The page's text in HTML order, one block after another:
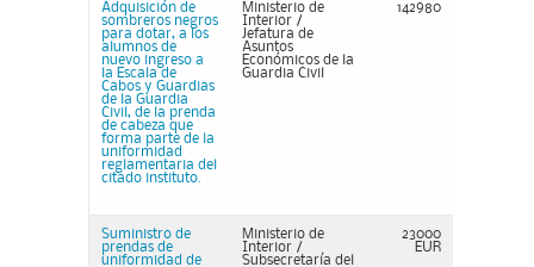
Adquisición de
sombreros negros
para dotar, a los
alumnos de
nuevo ingreso a
la Escala de
Cabos y Guardias
de la Guardia
Civil, de la prenda
de cabeza que
forma parte de la
uniformidad
reglamentaria del
citado instituto.
Ministerio de
Interior /
Jefatura de
Asuntos
Económicos de la
Guardia Civil
142980
Suministro de
prendas de
uniformidad de
Ministerio de
Interior /
Subsecretaría del
23000
EUR